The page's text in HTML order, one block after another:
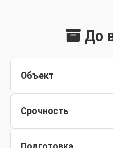
До
Объект
Сообщите площадь,
Срочность
Срочные выезды — по